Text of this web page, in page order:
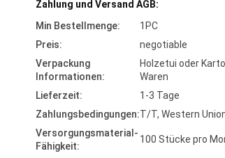
Zahlung und Versand AGB:
Min Bestellmenge:
1PC
Preis:
negotiable
Verpackung
Informationen:
Holzetui oder
Waren
Lieferzeit:
1-3 Tage
Zahlungsbedingungen:T/T, Western
Versorgungsmaterial-
Fähigkeit:
100 Stücke pro